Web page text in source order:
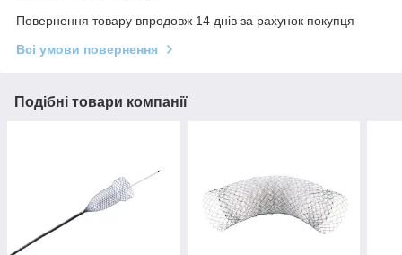
Повернення товару впродовж 14 днів за рахунок покупця
Всі умови повернення
Подібні товари компанії